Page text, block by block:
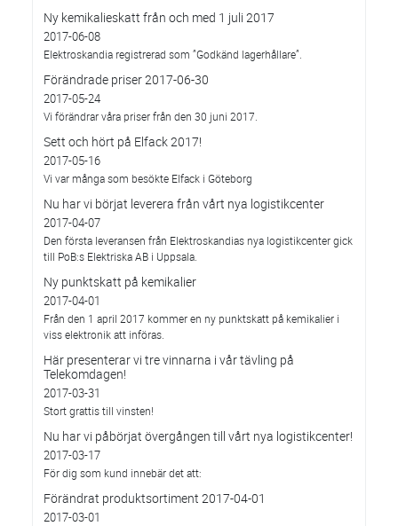
Ny kemikalieskatt från och med 1 juli 2017
2017-06-08
Elektroskandia registrerad som ”Godkänd lagerhållare”.
Förändrade priser 2017-06-30
2017-05-24
Vi förändrar våra priser från den 30 juni 2017.
Sett och hört på Elfack 2017!
2017-05-16
Vi var många som besökte Elfack i Göteborg
Nu har vi börjat leverera från vårt nya logistikcenter
2017-04-07
Den första leveransen från Elektroskandias nya logistikcenter gick
till PoB:s Elektriska AB i Uppsala.
Ny punktskatt på kemikalier
2017-04-01
Från den 1 april 2017 kommer en ny punktskatt på kemikalier i
viss elektronik att införas.
Här presenterar vi tre vinnarna i vår tävling på
Telekomdagen!
2017-03-31
Stort grattis till vinsten!
Nu har vi påbörjat övergången till vårt nya logistikcenter!
2017-03-17
För dig som kund innebär det att:
Förändrat produktsortiment 2017-04-01
2017-03-01